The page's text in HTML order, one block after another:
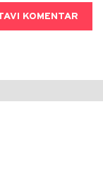
KOMENTAR